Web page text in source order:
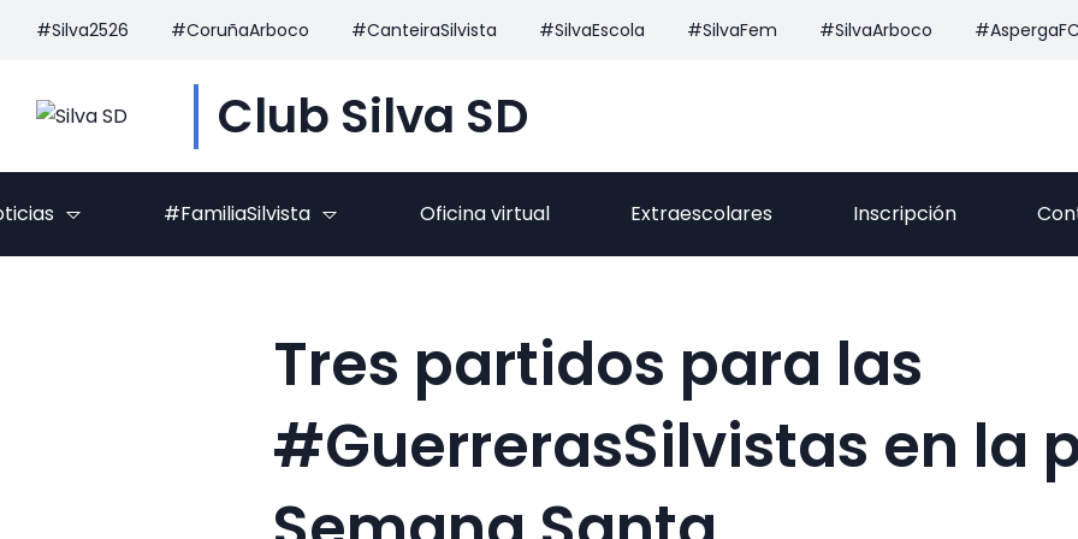
#Silva2526 #CoruñaArboco #CanteiraSilvista #SilvaEscola #SilvaFem #SilvaArboco #AspergaFC
Club Silva SD
#FamiliaSilvista Oficina virtual Extraescolares Inscripción
Tres partidos para las
#GuerrerasSilvistas en la